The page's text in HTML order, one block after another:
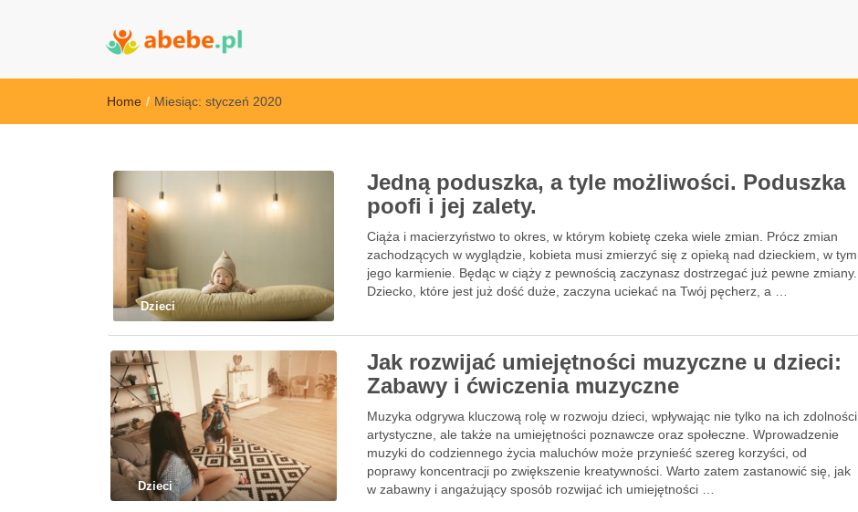
Wszystko dla dzieci - Polska
Home / Miesiąc: styczeń 2020
Dzieci
Jedną poduszka, a tyle możliwości. Poduszka
poofi i jej zalety.
Ciąża i macierzyństwo to okres, w którym kobietę czeka wiele zmian. Prócz zmian
zachodzących w wyglądzie, kobieta musi zmierzyć się z opieką nad dzieckiem, w tym
jego karmienie. Będąc w ciąży z pewnością zaczynasz dostrzegać już pewne zmiany.
Dziecko, które jest już dość duże, zaczyna uciekać na Twój pęcherz, a …
Dzieci
Jak rozwijać umiejętności muzyczne u dzieci:
Zabawy i ćwiczenia muzyczne
Muzyka odgrywa kluczową rolę w rozwoju dzieci, wpływając nie tylko na ich zdolności
artystyczne, ale także na umiejętności poznawcze oraz społeczne. Wprowadzenie
muzyki do codziennego życia maluchów może przynieść szereg korzyści, od
poprawy koncentracji po zwiększenie kreatywności. Warto zatem zastanowić się, jak
w zabawny i angażujący sposób rozwijać ich umiejętności …